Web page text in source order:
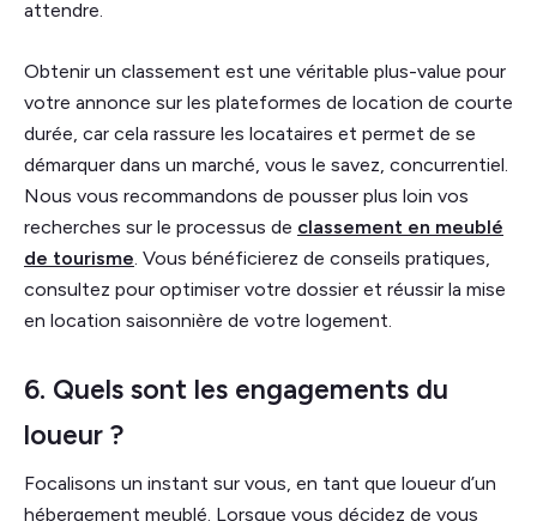
attendre.
Obtenir un classement est une véritable plus-value pour
votre annonce sur les plateformes de location de courte
durée, car cela rassure les locataires et permet de se
démarquer dans un marché, vous le savez, concurrentiel.
Nous vous recommandons de pousser plus loin vos
recherches sur le processus de classement en meublé
de tourisme . Vous bénéficierez de conseils pratiques,
consultez pour optimiser votre dossier et réussir la mise
en location saisonnière de votre logement.
6. Quels sont les engagements du
loueur ?
Focalisons un instant sur vous, en tant que loueur d’un
hébergement meublé. Lorsque vous décidez de vous